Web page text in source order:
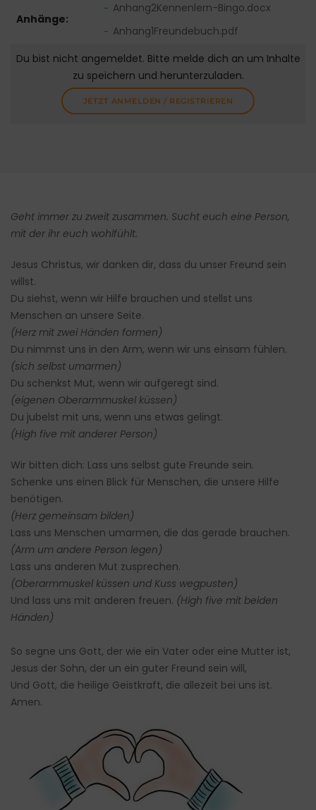
Anhänge:
Anhang2Kennenlern-Bingo.docx
Anhang1Freundebuch.pdf
Du bist nicht angemeldet. Bitte melde dich an um Inhalte
zu speichern und herunterzuladen.
JETZT ANMELDEN / REGISTRIEREN
Geht immer zu zweit zusammen. Sucht euch eine Person,
mit der ihr euch wohlfühlt.
Jesus Christus, wir danken dir, dass du unser Freund sein
willst.
Du siehst, wenn wir Hilfe brauchen und stellst uns
Menschen an unsere Seite.
(Herz mit zwei Händen formen)
Du nimmst uns in den Arm, wenn wir uns einsam fühlen.
(sich selbst umarmen)
Du schenkst Mut, wenn wir aufgeregt sind.
(eigenen Oberarmmuskel küssen)
Du jubelst mit uns, wenn uns etwas gelingt.
(High five mit anderer Person)
Wir bitten dich: Lass uns selbst gute Freunde sein.
Schenke uns einen Blick für Menschen, die unsere Hilfe
benötigen.
(Herz gemeinsam bilden)
Lass uns Menschen umarmen, die das gerade brauchen.
(Arm um andere Person legen)
Lass uns anderen Mut zusprechen.
(Oberarmmuskel küssen und Kuss wegpusten)
Und lass uns mit anderen freuen. (High five mit beiden
Händen)
So segne uns Gott, der wie ein Vater oder eine Mutter ist,
Jesus der Sohn, der un ein guter Freund sein will,
Und Gott, die heilige Geistkraft, die allezeit bei uns ist.
Amen.